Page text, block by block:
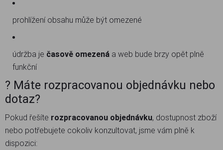
prohlížení obsahu může být omezené
údržba je časově omezená a web bude brzy opět plně
funkční
? Máte rozpracovanou objednávku nebo
dotaz?
Pokud řešíte rozpracovanou objednávku, dostupnost zboží
nebo potřebujete cokoliv konzultovat, jsme vám plně k
dispozici: